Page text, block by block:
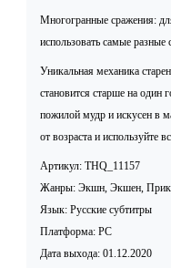
Многогранные сражения:
использовать самые
Уникальная механика
становится старше на один
пожилой мудр и искусен в
от возраста и используйте
Артикул: THQ_11157
Жанры: Экшн, Экшен,
Язык: Русские субтитры
Платформа: PC
Дата выхода: 01.12.2020